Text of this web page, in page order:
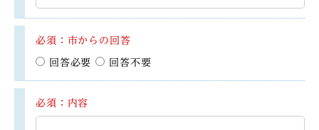
必須：市からの回答
回答必要 回答不要
必須：内容